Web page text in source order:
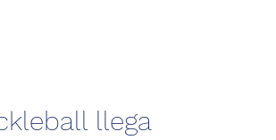
llega